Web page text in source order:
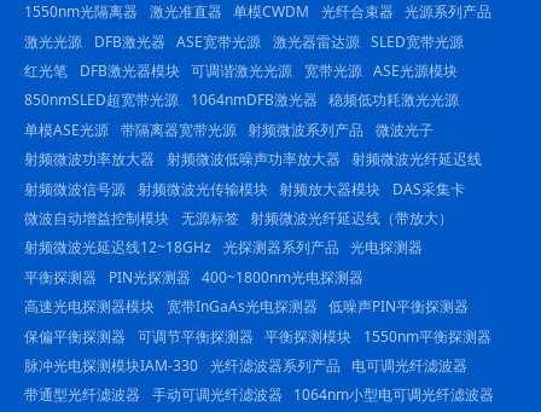
1550nm光隔离器
激光准直器 单模CWDM 光纤合束器
光源系列产品
激光光源
DFB激光器 ASE宽带光源 激光器雷达源 SLED宽带光源
红光笔
DFB激光器模块 可调谐激光光源 宽带光源 ASE光源模块
850nmSLED超宽带光源
1064nmDFB激光器 稳频低功耗激光光源
单模ASE光源 带隔离器宽带光源 射频微波系列产品
微波光子
射频微波功率放大器
射频微波低噪声功率放大器 射频微波光纤延迟线
射频微波信号源 射频微波光传输模块 射频放大器模块
DAS采集卡
微波自动增益控制模块 无源标签 射频微波光纤延迟线（带放大）
射频微波光延迟线12~18GHz 光探测器系列产品 光电探测器
平衡探测器
PIN光探测器 400~1800nm光电探测器
高速光电探测器模块
宽带InGaAs光电探测器 低噪声PIN平衡探测器
保偏平衡探测器
可调节平衡探测器 平衡探测模块
1550nm平衡探测器
脉冲光电探测模块IAM-330 光纤滤波器系列产品
电可调光纤滤波器
带通型光纤滤波器
手动可调光纤滤波器
1064nm小型电可调光纤滤波器